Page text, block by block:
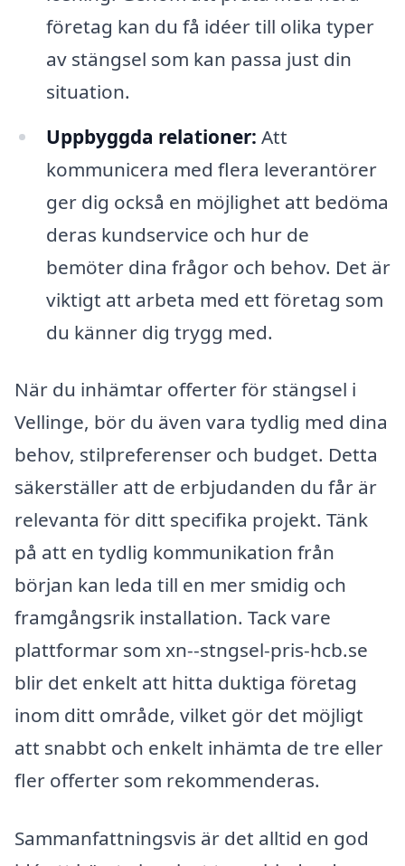
företag kan du få idéer till olika typer
av stängsel som kan passa just din
situation.
Uppbyggda relationer: Att
kommunicera med flera leverantörer
ger dig också en möjlighet att bedöma
deras kundservice och hur de
bemöter dina frågor och behov. Det är
viktigt att arbeta med ett företag som
du känner dig trygg med.
När du inhämtar offerter för stängsel i
Vellinge, bör du även vara tydlig med dina
behov, stilpreferenser och budget. Detta
säkerställer att de erbjudanden du får är
relevanta för ditt specifika projekt. Tänk
på att en tydlig kommunikation från
början kan leda till en mer smidig och
framgångsrik installation. Tack vare
plattformar som xn--stngsel-pris-hcb.se
blir det enkelt att hitta duktiga företag
inom ditt område, vilket gör det möjligt
att snabbt och enkelt inhämta de tre eller
fler offerter som rekommenderas.
Sammanfattningsvis är det alltid en god